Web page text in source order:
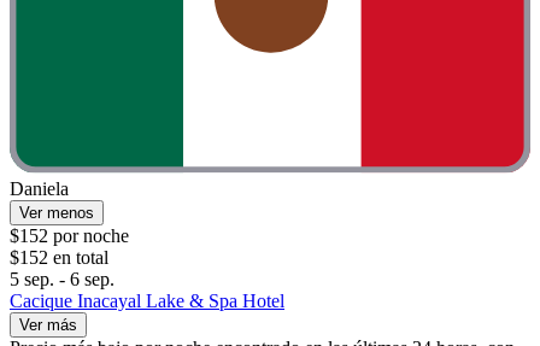
Daniela
Ver menos
$152 por noche
$152 en total
5 sep. - 6 sep.
Cacique Inacayal Lake & Spa Hotel
Ver más